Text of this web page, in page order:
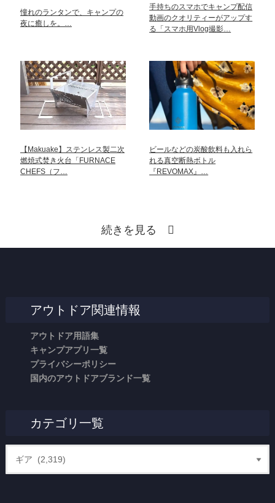
憧れのランタンで、キャンプの
夜に癒しを。…
手持ちのスマホでキャンプ配信
動画のクオリティーがアップす
る「スマホ用Vlog撮影…
【Makuake】ステンレス製二次
燃焼式焚き火台「FURNACE
CHEFS（フ…
ビールなどの炭酸飲料も入れら
れる真空断熱ボトル
『REVOMAX』…
続きを見る
アウトドア関連情報
アウトドア用語集
キャンプアプリ一覧
プライバシーポリシー
国内のアウトドアブランド一覧
カテゴリ一覧